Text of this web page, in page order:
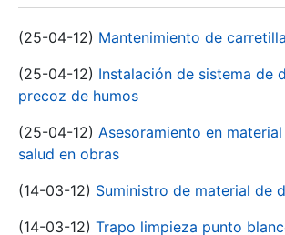
(25-04-12) Mantenimiento de
(25-04-12) Instalación de sistema de
precoz de humos
(25-04-12) Asesoramiento en
salud en obras
(14-03-12) Suministro de material de
(14-03-12) Trapo limpieza punto